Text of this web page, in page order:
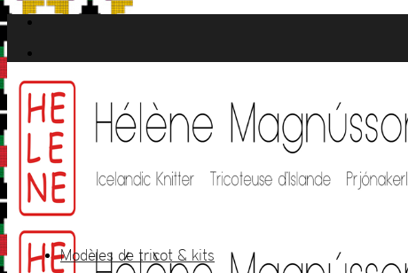
Passer
au
contenu
Modèles de tricot & kits